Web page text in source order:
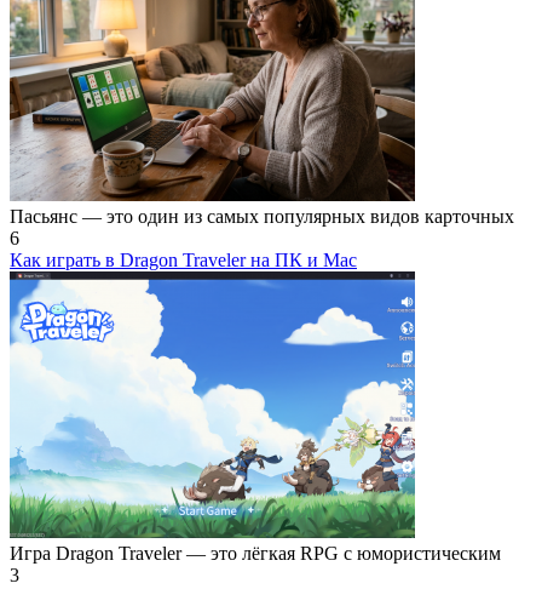
Пасьянс — это один из самых популярных видов карточных
6
Как играть в Dragon Traveler на ПК и Mac
Игра Dragon Traveler — это лёгкая RPG с юмористическим
3